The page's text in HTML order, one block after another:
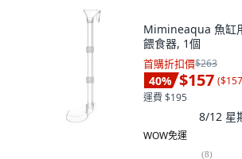
Mimineaqua 魚缸
餵食器, 1個
首購折扣價$263
40% $157 (
運費 $195
8/12 星
WOW免運
(8)